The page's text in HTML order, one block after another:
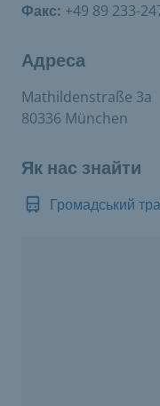
Факс: +49 89 233-
Адреса
Mathildenstraße 3a
80336 München
Як нас знайти
Громадський